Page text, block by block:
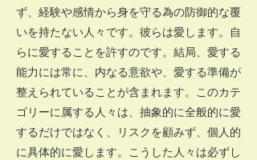
ず、経験や感情から身を守る為の防御的な覆
いを持たない人々です。彼らは愛します。自
らに愛することを許すのです。結局、愛する
能力には常に、内なる意欲や、愛する準備が
整えられていることが含まれます。このカテ
ゴリーに属する人々は、抽象的に全般的に愛
するだけではなく、リスクを顧みず、個人的
に具体的に愛します。こうした人々は必ずし